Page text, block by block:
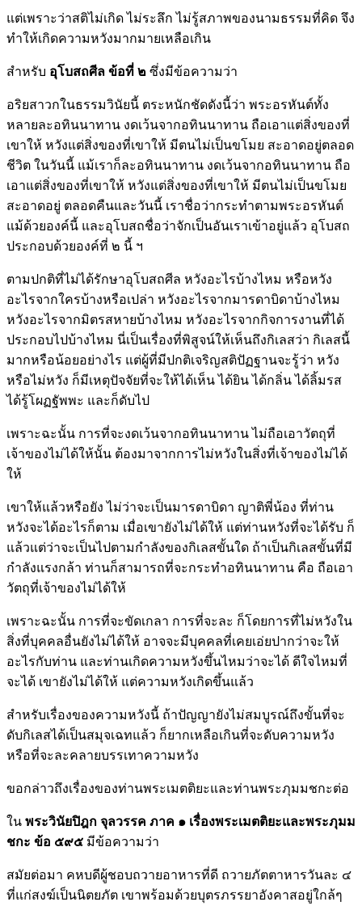
แต่เพราะว่าสติไม่เกิด ไม่ระลึก ไม่รู้สภาพของนามธรรมที่คิด จึง
ทำให้เกิดความหวังมากมายเหลือเกิน
สำหรับ อุโบสถศีล ข้อที่ ๒ ซึ่งมีข้อความว่า
อริยสาวกในธรรมวินัยนี้ ตระหนักชัดดังนี้ว่า พระอรหันต์ทั้ง
หลายละอทินนาทาน งดเว้นจากอทินนาทาน ถือเอาแต่สิ่งของที่
เขาให้ หวังแต่สิ่งของที่เขาให้ มีตนไม่เป็นขโมย สะอาดอยู่ตลอด
ชีวิต ในวันนี้ แม้เราก็ละอทินนาทาน งดเว้นจากอทินนาทาน ถือ
เอาแต่สิ่งของที่เขาให้ หวังแต่สิ่งของที่เขาให้ มีตนไม่เป็นขโมย
สะอาดอยู่ ตลอดคืนและวันนี้ เราชื่อว่ากระทำตามพระอรหันต์
แม้ด้วยองค์นี้ และอุโบสถชื่อว่าจักเป็นอันเราเข้าอยู่แล้ว อุโบสถ
ประกอบด้วยองค์ที่ ๒ นี้ ฯ
ตามปกติที่ไม่ได้รักษาอุโบสถศีล หวังอะไรบ้างไหม หรือหวัง
อะไรจากใครบ้างหรือเปล่า หวังอะไรจากมารดาบิดาบ้างไหม
หวังอะไรจากมิตรสหายบ้างไหม หวังอะไรจากกิจการงานที่ได้
ประกอบไปบ้างไหม นี่เป็นเรื่องที่พิสูจน์ให้เห็นถึงกิเลสว่า กิเลสนี้
มากหรือน้อยอย่างไร แต่ผู้ที่มีปกติเจริญสติปัฏฐานจะรู้ว่า หวัง
หรือไม่หวัง ก็มีเหตุปัจจัยที่จะให้ได้เห็น ได้ยิน ได้กลิ่น ได้ลิ้มรส
ได้รู้โผฏฐัพพะ และก็ดับไป
เพราะฉะนั้น การที่จะงดเว้นจากอทินนาทาน ไม่ถือเอาวัตถุที่
เจ้าของไม่ได้ให้นั้น ต้องมาจากการไม่หวังในสิ่งที่เจ้าของไม่ได้
ให้
เขาให้แล้วหรือยัง ไม่ว่าจะเป็นมารดาบิดา ญาติพี่น้อง ที่ท่าน
หวังจะได้อะไรก็ตาม เมื่อเขายังไม่ได้ให้ แต่ท่านหวังที่จะได้รับ ก็
แล้วแต่ว่าจะเป็นไปตามกำลังของกิเลสขั้นใด ถ้าเป็นกิเลสขั้นที่มี
กำลังแรงกล้า ท่านก็สามารถที่จะกระทำอทินนาทาน คือ ถือเอา
วัตถุที่เจ้าของไม่ได้ให้
เพราะฉะนั้น การที่จะขัดเกลา การที่จะละ ก็โดยการที่ไม่หวังใน
สิ่งที่บุคคลอื่นยังไม่ได้ให้ อาจจะมีบุคคลที่เคยเอ่ยปากว่าจะให้
อะไรกับท่าน และท่านเกิดความหวังขึ้นไหมว่าจะได้ ดีใจไหมที่
จะได้ เขายังไม่ได้ให้ แต่ความหวังเกิดขึ้นแล้ว
สำหรับเรื่องของความหวังนี้ ถ้าปัญญายังไม่สมบูรณ์ถึงขั้นที่จะ
ดับกิเลสได้เป็นสมุจเฉทแล้ว ก็ยากเหลือเกินที่จะดับความหวัง
หรือที่จะละคลายบรรเทาความหวัง
ขอกล่าวถึงเรื่องของท่านพระเมตติยะและท่านพระภุมมชกะต่อ
ใน พระวินัยปิฎก จุลวรรค ภาค ๑ เรื่องพระเมตติยะและพระภุมม
ชกะ ข้อ ๕๙๕ มีข้อความว่า
สมัยต่อมา คหบดีผู้ชอบถวายอาหารที่ดี ถวายภัตตาหารวันละ ๔
ที่แก่สงฆ์เป็นนิตยภัต เขาพร้อมด้วยบุตรภรรยาอังคาสอยู่ใกล้ๆ